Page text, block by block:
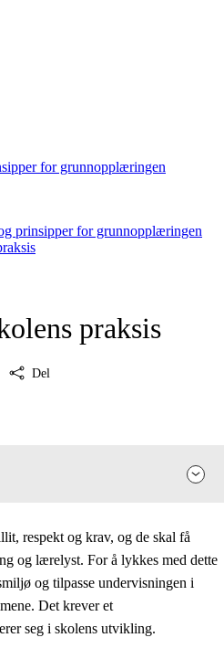
for grunnopplæringen
prinsipper for grunnopplæringen
praksis
Del
respekt og krav, og de skal få
og lærelyst. For å lykkes med dette
og tilpasse undervisningen i
Det krever et
seg i skolens utvikling.